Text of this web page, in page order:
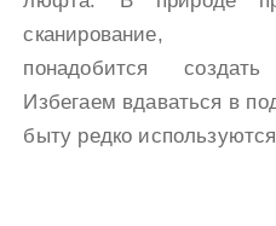
понадобится
Избегаем вдаваться в
быту редко